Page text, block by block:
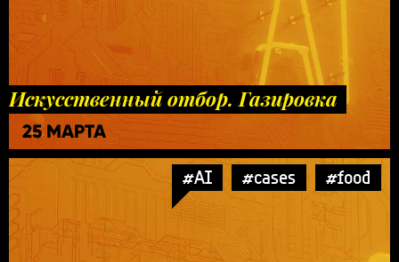
Искусственный отбор. Газировка
25 МАРТА
#AI #cases #food